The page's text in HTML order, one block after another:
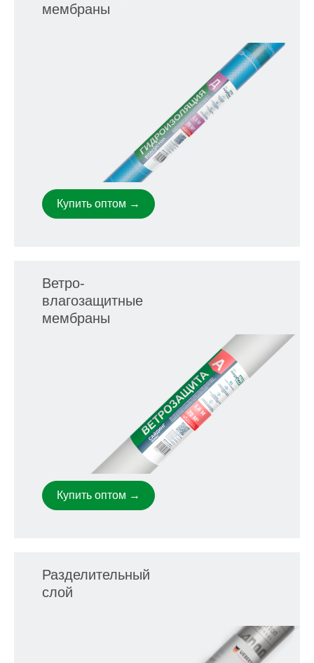
мембраны
Купить оптом →
Ветро-
влагозащитные
мембраны
Купить оптом →
Разделительный
слой